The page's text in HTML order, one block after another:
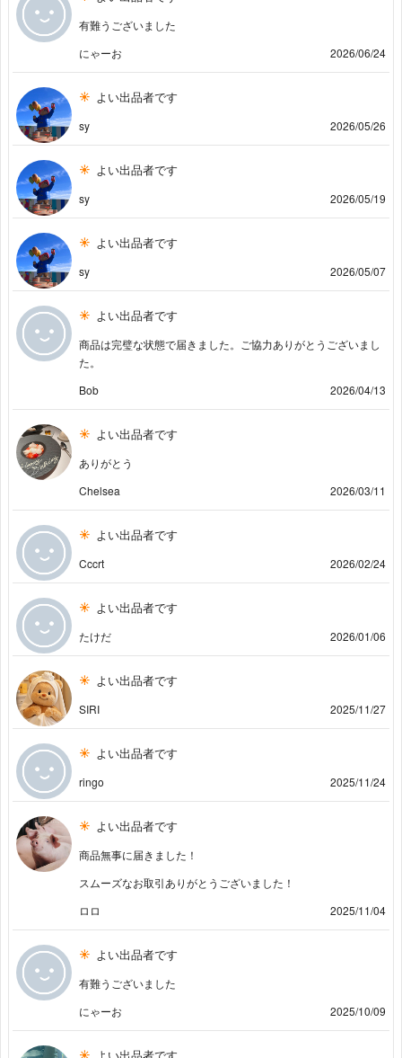
有難うございました
にゃーお
2026/06/24
よい出品者です
sy 2026/05/26
よい出品者です
sy 2026/05/19
よい出品者です
sy 2026/05/07
よい出品者です
商品は完璧な状態で届きました。ご協力ありがとうございまし
た。
Bob
2026/04/13
よい出品者です
ありがとう
Chelsea
2026/03/11
よい出品者です
Cccrt 2026/02/24
よい出品者です
たけだ 2026/01/06
よい出品者です
SIRI 2025/11/27
よい出品者です
ringo 2025/11/24
よい出品者です
商品無事に届きました！
スムーズなお取引ありがとうございました！
ロロ
2025/11/04
よい出品者です
有難うございました
にゃーお
2025/10/09